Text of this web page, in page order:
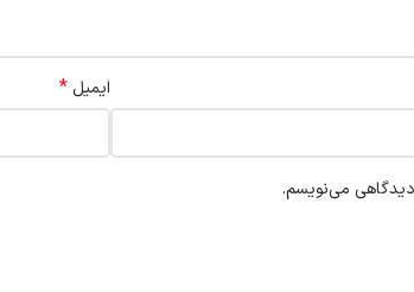
ایمیل *
دیدگاهی می‌نویسم.